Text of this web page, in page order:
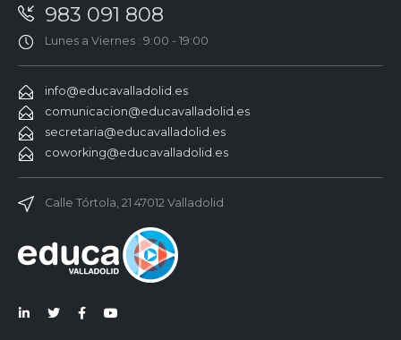
983 091 808
Lunes a Viernes : 9:00 - 19:00
info@educavalladolid.es
comunicacion@educavalladolid.es
secretaria@educavalladolid.es
coworking@educavalladolid.es
Calle Tórtola, 21 47012 Valladolid